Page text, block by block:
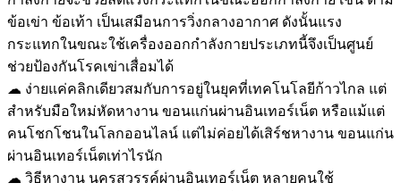
ข้อเข่า ข้อเท้า เป็นเสมือนการวิ่งกลางอากาศ ดังนั้นแรง
กระแทกในขณะใช้เครื่องออกกำลังกายประเภทนี้จึงเป็นศูนย์
ช่วยป้องกันโรคเข่าเสื่อมได้
☁ ง่ายแค่คลิกเดียวสมกับการอยู่ในยุคที่เทคโนโลยีก้าวไกล แต่
สำหรับมือใหม่หัดหางาน ขอนแก่นผ่านอินเทอร์เน็ต หรือแม้แต่
คนโชกโชนในโลกออนไลน์ แต่ไม่ค่อยได้เสิร์ชหางาน ขอนแก่น
ผ่านอินเทอร์เน็ตเท่าไรนัก
☁ วิธีหางาน นครสวรรค์ผ่านอินเทอร์เน็ต หลายคนใช้